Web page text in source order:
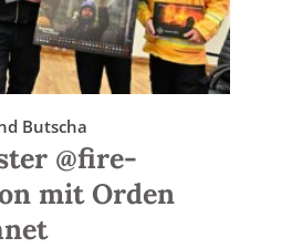
Butscha
@fire-
mit Orden